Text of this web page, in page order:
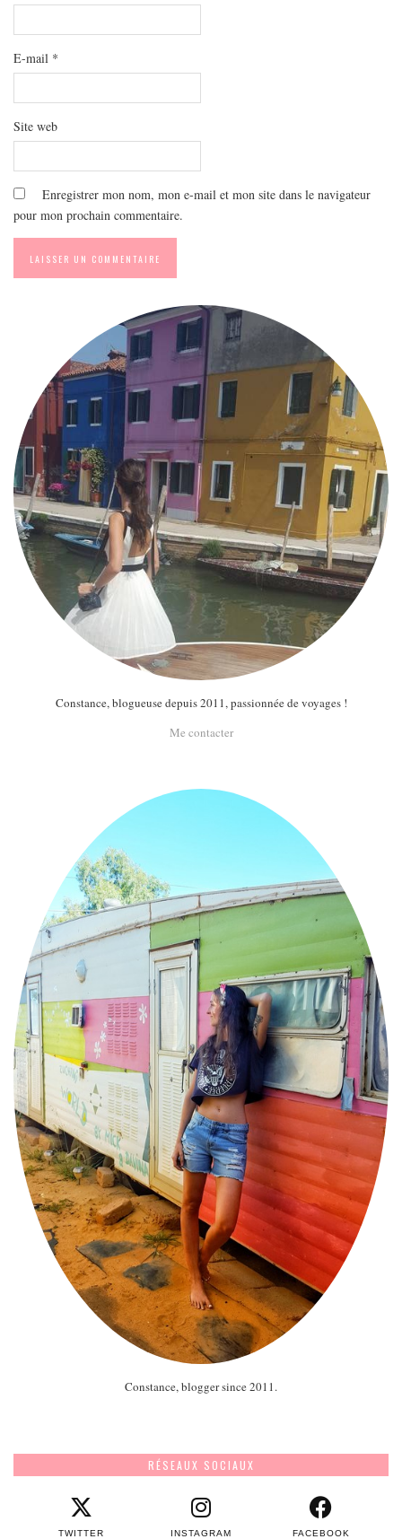
ME CONTACTER
A PROPOS
PARUTIONS ET PARTENARIATS
E-mail *
Site web
Enregistrer mon nom, mon e-mail et mon site dans le navigateur
pour mon prochain commentaire.
Constance, blogueuse depuis 2011, passionnée de voyages !
Me contacter
Constance, blogger since 2011.
RÉSEAUX SOCIAUX
TWITTER INSTAGRAM FACEBOOK